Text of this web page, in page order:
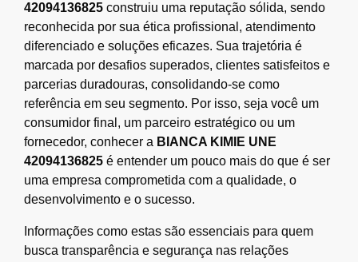
42094136825 construiu uma reputação sólida, sendo
reconhecida por sua ética profissional, atendimento
diferenciado e soluções eficazes. Sua trajetória é
marcada por desafios superados, clientes satisfeitos e
parcerias duradouras, consolidando-se como
referência em seu segmento. Por isso, seja você um
consumidor final, um parceiro estratégico ou um
fornecedor, conhecer a BIANCA KIMIE UNE
42094136825 é entender um pouco mais do que é ser
uma empresa comprometida com a qualidade, o
desenvolvimento e o sucesso.
Informações como estas são essenciais para quem
busca transparência e segurança nas relações